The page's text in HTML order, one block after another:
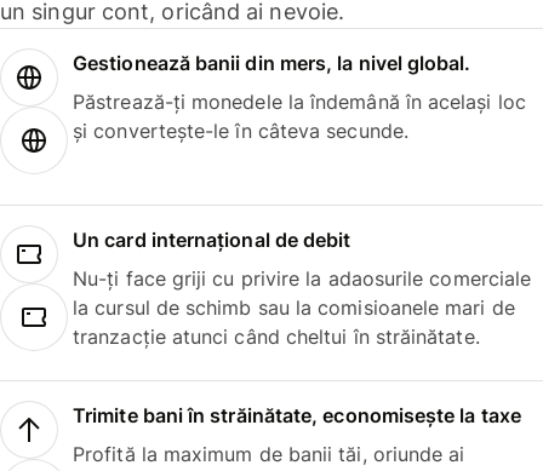
un singur cont, oricând ai nevoie.
Gestionează banii din mers, la nivel global.
Păstrează-ți monedele la îndemână în același loc
și convertește-le în câteva secunde.
Un card internațional de debit
Nu-ți face griji cu privire la adaosurile comerciale
la cursul de schimb sau la comisioanele mari de
tranzacție atunci când cheltui în străinătate.
Trimite bani în străinătate, economisește la taxe
Profită la maximum de banii tăi, oriunde ai